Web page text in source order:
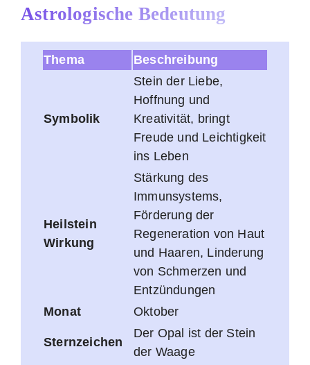
Astrologische Bedeutung
Thema Beschreibung
Symbolik
Stein der Liebe,
Hoffnung und
Kreativität, bringt
Freude und Leichtigkeit
ins Leben
Heilstein
Wirkung
Stärkung des
Immunsystems,
Förderung der
Regeneration von Haut
und Haaren, Linderung
von Schmerzen und
Entzündungen
Monat
Oktober
Sternzeichen
Der Opal ist der Stein
der Waage